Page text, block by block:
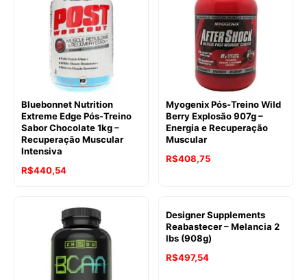
Bluebonnet Nutrition
Extreme Edge Pós-Treino
Sabor Chocolate 1kg –
Recuperação Muscular
Intensiva
R$440,54
Myogenix Pós-Treino Wild
Berry Explosão 907g –
Energia e Recuperação
Muscular
R$408,75
Designer Supplements
Reabastecer – Melancia 2
lbs (908g)
R$497,54